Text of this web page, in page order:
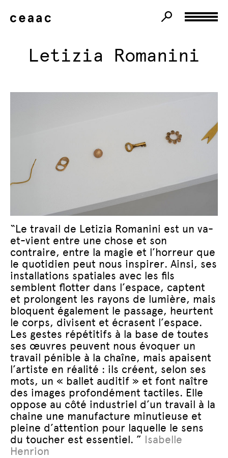
Letizia Romanini
“Le travail de Letizia Romanini est un va-
et-vient entre une chose et son
contraire, entre la magie et l’horreur que
le quotidien peut nous inspirer. Ainsi, ses
installations spatiales avec les fils
semblent flotter dans l’espace, captent
et prolongent les rayons de lumière, mais
bloquent également le passage, heurtent
le corps, divisent et écrasent l’espace.
Les gestes répétitifs à la base de toutes
ses œuvres peuvent nous évoquer un
travail pénible à la chaîne, mais apaisent
l’artiste en réalité : ils créent, selon ses
mots, un « ballet auditif » et font naître
des images profondément tactiles. Elle
oppose au côté industriel d’un travail à la
chaine une manufacture minutieuse et
pleine d’attention pour laquelle le sens
du toucher est essentiel. ” Isabelle
Henrion